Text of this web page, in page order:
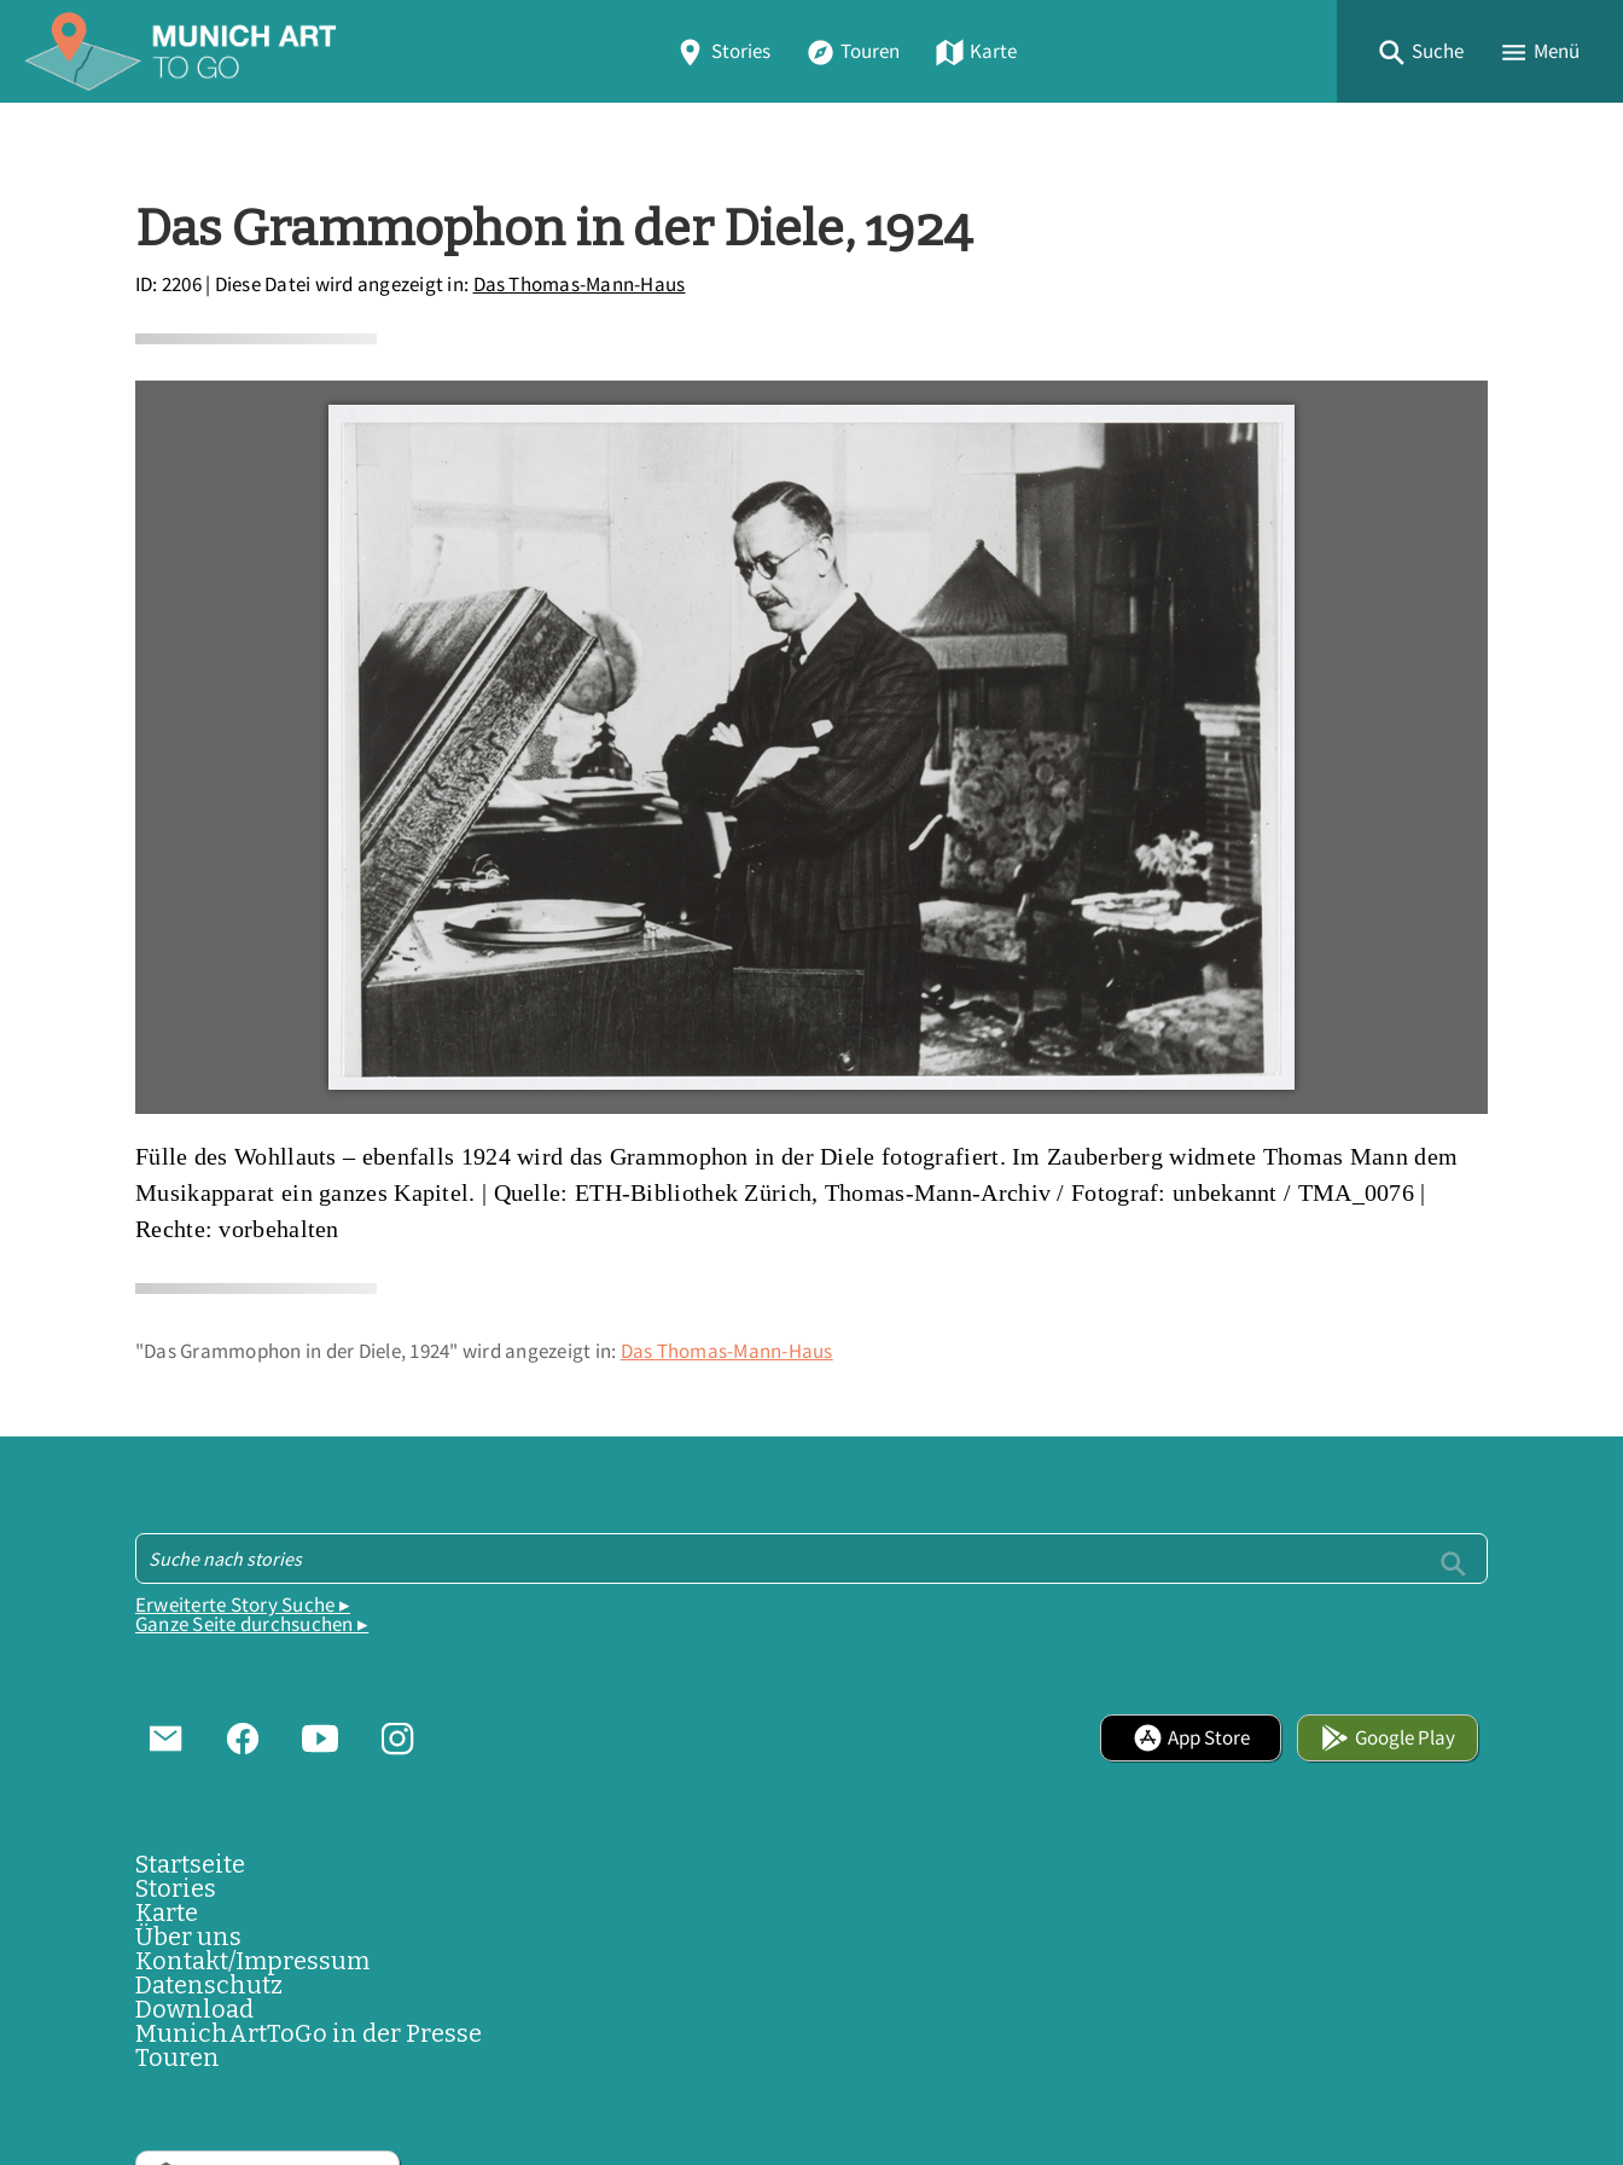
Stories Touren Karte Suche Menü
Das Grammophon in der Diele, 1924
ID: 2206| Diese Datei wird angezeigt in: Das Thomas-Mann-Haus
Fülle des Wohllauts – ebenfalls 1924 wird das Grammophon in der Diele fotografiert. Im Zauberberg widmete Thomas Mann dem
Musikapparat ein ganzes Kapitel. | Quelle: ETH-Bibliothek Zürich, Thomas-Mann-Archiv / Fotograf: unbekannt / TMA_0076 |
Rechte: vorbehalten
"Das Grammophon in der Diele, 1924" wird angezeigt in: Das Thomas-Mann-Haus
Erweiterte Story Suche ▸
Ganze Seite durchsuchen ▸
App Store Google Play
Startseite
Stories
Karte
Über uns
Kontakt/Impressum
Datenschutz
Download
MunichArtToGo in der Presse
Touren